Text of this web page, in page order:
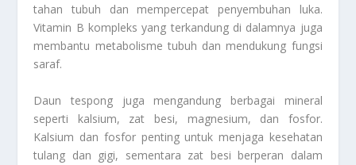
tahan tubuh dan mempercepat penyembuhan luka.
Vitamin B kompleks yang terkandung di dalamnya juga
membantu metabolisme tubuh dan mendukung fungsi
saraf.
Daun tespong juga mengandung berbagai mineral
seperti kalsium, zat besi, magnesium, dan fosfor.
Kalsium dan fosfor penting untuk menjaga kesehatan
tulang dan gigi, sementara zat besi berperan dalam